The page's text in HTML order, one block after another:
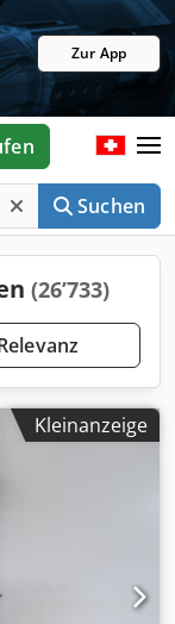
Zur App
Suchen
(26’733)
Kleinanzeige